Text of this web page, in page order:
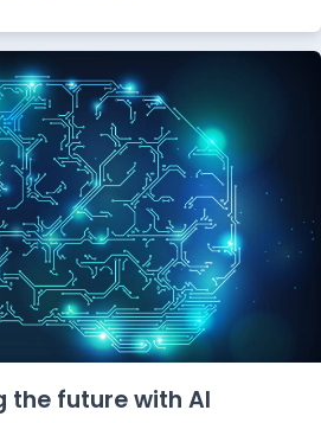
the future with AI